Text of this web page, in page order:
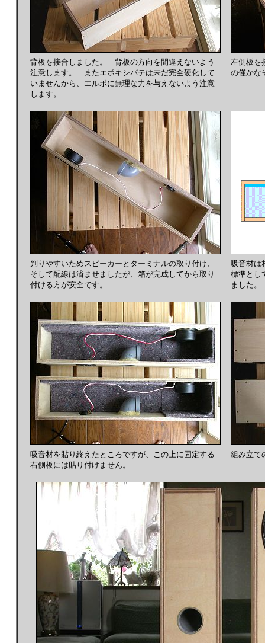
背板を接合しました。 背板の方向を間違えないよう
注意します。 またエポキシパテは未だ完全硬化して
いませんから、エルボに無理な力を与えないよう注意
します。
左側板を
の僅かな
判りやすいためスピーカーとターミナルの取り付け、
そして配線は済ませましたが、箱が完成してから取り
付ける方が安全です。
吸音材は
標準とし
ました。
吸音材を貼り終えたところですが、この上に固定する
右側板には貼り付けません。
組み立て